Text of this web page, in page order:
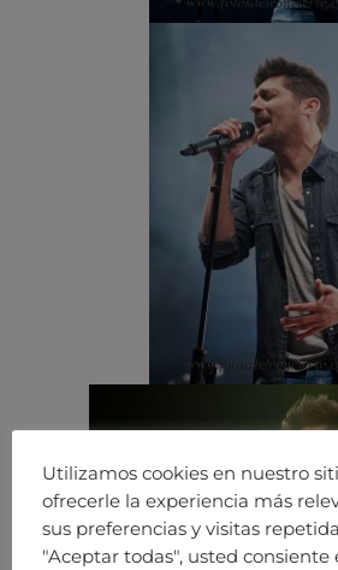
Utilizamos cookies en nuestro
ofrecerle la experiencia más
sus preferencias y visitas
"Aceptar todas", usted consiente